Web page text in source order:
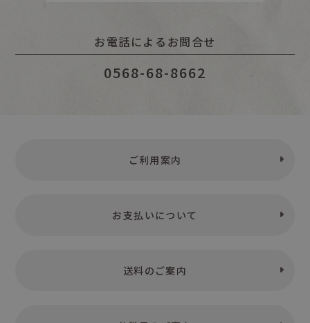
お電話によるお問合せ
0568-68-8662
ご利用案内
お支払いについて
送料のご案内